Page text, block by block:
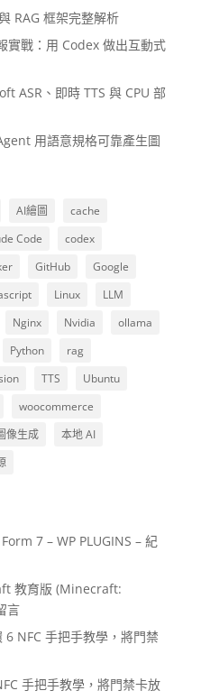
RAG 框架完整解析
戰：用 Codex 做出互動式
ASR、即時 TTS 與 CPU 部
用語意規格可靠產生圖
AI繪圖
cache
Code
codex
GitHub
Google
Linux
LLM
Nginx Nvidia
ollama
Python
rag
TTS
Ubuntu
woocommerce
像生成
本地 AI
7 – WP PLUGINS – 紀
教育版 (Minecraft:
言
6 NFC 手把手教學，將門禁
手把手教學，將門禁卡放